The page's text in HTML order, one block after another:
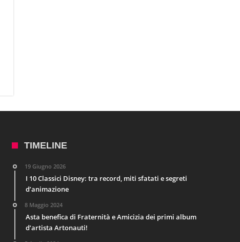
TIMELINE
19 Giugno 2026
I 10 Classici Disney: tra record, miti sfatati e segreti
d’animazione
8 Maggio 2024
Asta benefica di Fraternità e Amicizia dei primi album
d’artista Artonauti!